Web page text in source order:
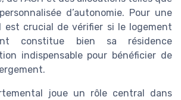
d’autonomie. Pour une
est crucial de vérifier si le logement
constitue bien sa résidence
indispensable pour bénéficier de
joue un rôle central dans